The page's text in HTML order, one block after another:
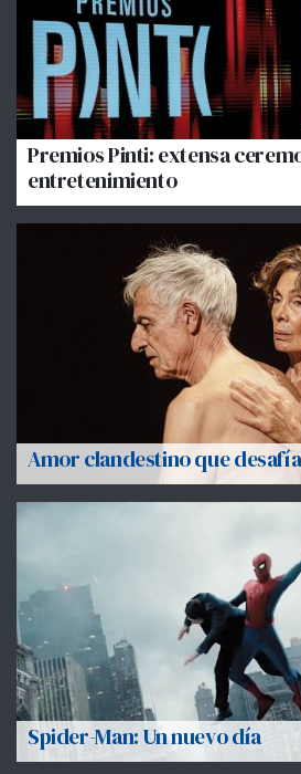
Amor clandestino que
Premios Pinti: extensa
entretenimiento
Spider-Man: Un nuevo día